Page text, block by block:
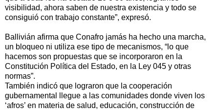
visibilidad, ahora saben de nuestra existencia y todo se
consiguió con trabajo constante”, expresó.
Ballivián afirma que Conafro jamás ha hecho una marcha,
un bloqueo ni utiliza ese tipo de mecanismos, “lo que
hacemos son propuestas que se incorporaron en la
Constitución Política del Estado, en la Ley 045 y otras
normas”.
También indicó que lograron que la cooperación
gubernamental llegue a las comunidades donde viven los
‘afros’ en materia de salud, educación, construcción de